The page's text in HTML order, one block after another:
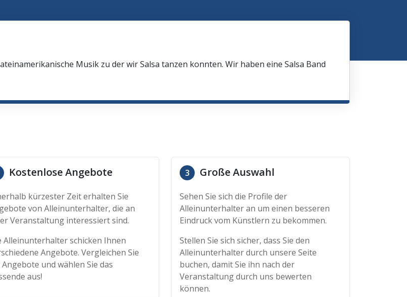
Musik zu der wir Salsa tanzen konnten. Wir haben eine Salsa Band
Kostenlose Angebote
kürzester Zeit erhalten Sie
von Alleinunterhalter, die an
Veranstaltung interessiert sind.
Alleinunterhalter schicken Ihnen
Angebote. Vergleichen Sie
Angebote und wählen Sie das
aus!
3 Große Auswahl
Sehen Sie sich die Profile der
Alleinunterhalter an um einen besseren
Eindruck vom Künstlern zu bekommen.
Stellen Sie sich sicher, dass Sie den
Alleinunterhalter durch unsere Seite
buchen, damit Sie ihn nach der
Veranstaltung durch uns bewerten
können.